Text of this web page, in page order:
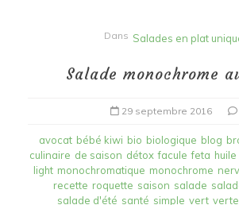
Dans Salades en plat
Salade monochrome
29 septembre 2016
avocat bébé kiwi bio biologique blog
culinaire de saison détox facule feta
light monochromatique monochrome
recette roquette saison salade
salade d'été santé simple vert verte